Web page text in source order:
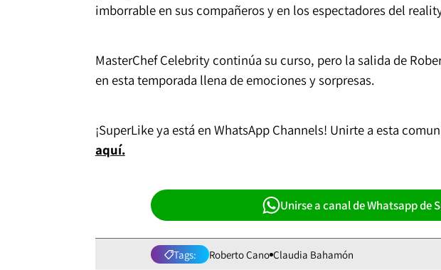
imborrable en sus compañeros y en los espectadores del
MasterChef Celebrity continúa su curso, pero la salida de
en esta temporada llena de emociones y sorpresas.
¡SuperLike ya está en WhatsApp Channels! Unirte a esta
aquí.
Unirse a canal de Whatsapp de
Tags: Roberto Cano Claudia Bahamón